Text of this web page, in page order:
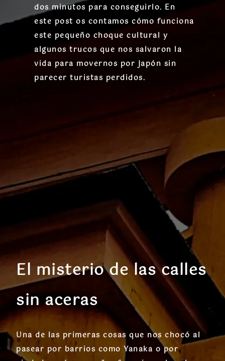
dos minutos para conseguirlo. En
este post os contamos cómo funciona
este pequeño choque cultural y
algunos trucos que nos salvaron la
vida para movernos por Japón sin
parecer turistas perdidos.
El misterio de las calles
sin aceras
Una de las primeras cosas que nos chocó al
pasear por barrios como Yanaka o por